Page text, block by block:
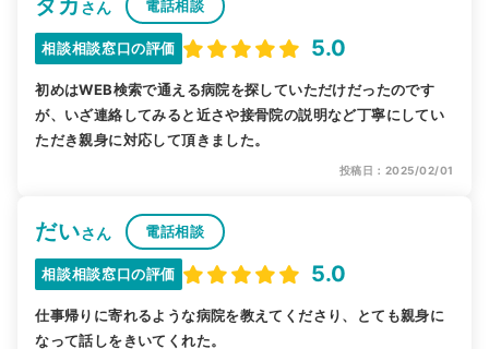
タカ さん 電話相談
相談相談窓口の評価 5.0
初めはWEB検索で通える病院を探していただけだったのです
が、いざ連絡してみると近さや接骨院の説明など丁寧にしてい
ただき親身に対応して頂きました。
投稿日：2025/02/01
だいさん 電話相談
相談相談窓口の評価 5.0
仕事帰りに寄れるような病院を教えてくださり、とても親身に
なって話しをきいてくれた。